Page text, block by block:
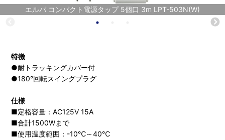
エルパ コンパクト電源タップ 5個口 3m LPT-503N(W)
特徴
●耐トラッキングカバー付
●180°回転スイングプラグ
仕様
■定格容量：AC125V 15A
■合計1500Wまで
■使用温度範囲：-10℃～40℃